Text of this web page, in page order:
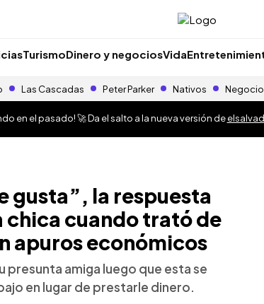
TurismoDinero y negociosVida
Las Cascadas Peter Parker Nativos
en el pasado! 🚀 Da el salto a la nueva versión de
gusta”, la respuesta
chica cuando trató de
apuros económicos
presunta amiga luego que esta se
en lugar de prestarle dinero.